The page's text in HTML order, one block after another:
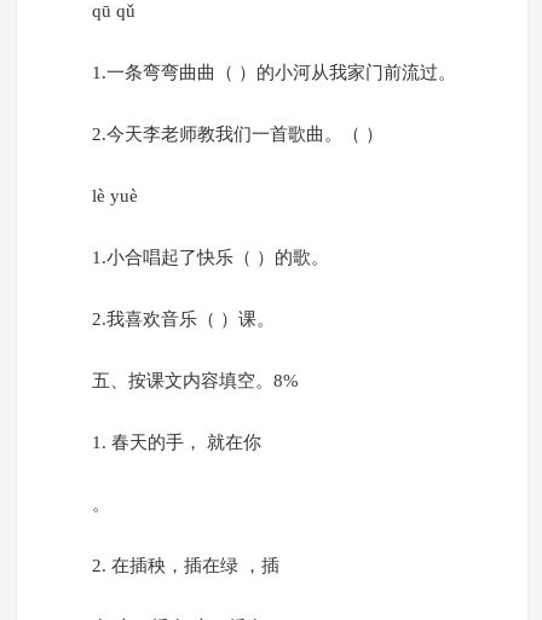
qū qǔ
1.一条弯弯曲曲（ ）的小河从我家门前流过。
2.今天李老师教我们一首歌曲。（ ）
lè yuè
1.小合唱起了快乐（ ）的歌。
2.我喜欢音乐（ ）课。
五、按课文内容填空。8%
1. 春天的手， 就在你
。
2. 在插秧，插在绿 ，插